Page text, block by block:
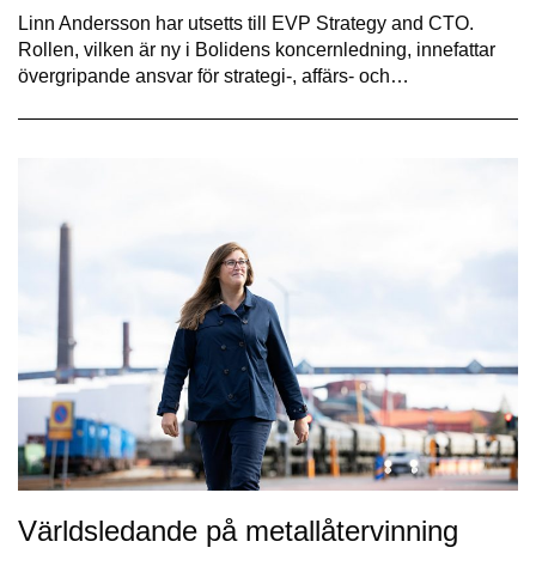
Linn Andersson har utsetts till EVP Strategy and CTO.
Rollen, vilken är ny i Bolidens koncernledning, innefattar
övergripande ansvar för strategi-, affärs- och…
Världsledande på metallåtervinning